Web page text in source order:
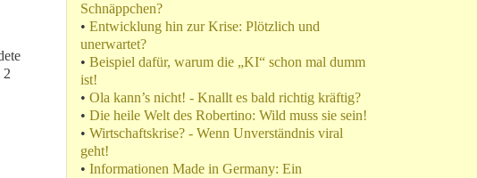
2
Schnäppchen?
• Entwicklung hin zur Krise: Plötzlich und
unerwartet?
• Beispiel dafür, warum die „KI“ schon mal dumm
ist!
• Ola kann’s nicht! - Knallt es bald richtig kräftig?
• Die heile Welt des Robertino: Wild muss sie sein!
• Wirtschaftskrise? - Wenn Unverständnis viral
geht!
• Informationen Made in Germany: Ein